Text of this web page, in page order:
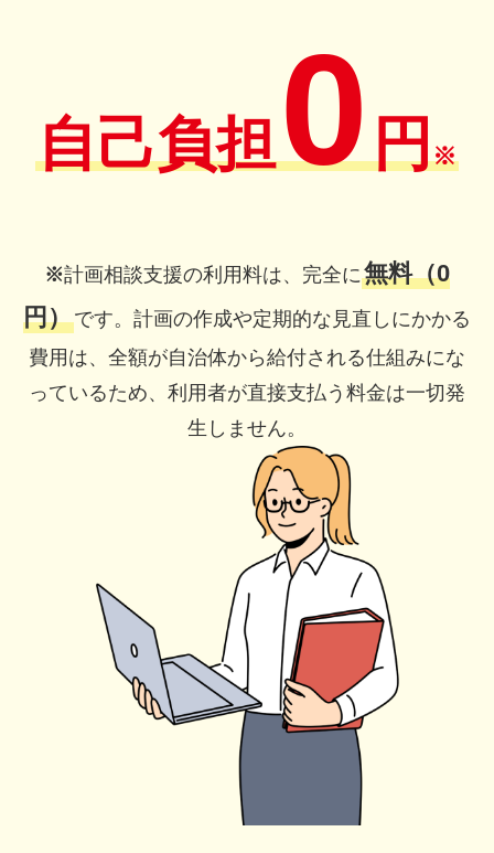
自己負担0円※
※計画相談支援の利用料は、完全に無料（0
円）です。計画の作成や定期的な見直しにかかる
費用は、全額が自治体から給付される仕組みにな
っているため、利用者が直接支払う料金は一切発
生しません。